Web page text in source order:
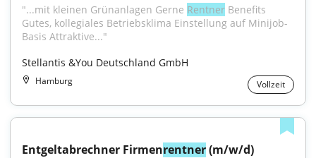
"...mit kleinen Grünanlagen Gerne Rentner Benefits
Gutes, kollegiales Betriebsklima Einstellung auf Minijob-
Basis Attraktive..."
Stellantis &You Deutschland GmbH
Hamburg Vollzeit
Entgeltabrechner Firmenrentner (m/w/d)